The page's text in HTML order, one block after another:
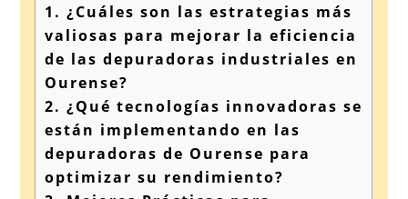
1. ¿Cuáles son las estrategias más
valiosas para mejorar la eficiencia
de las depuradoras industriales en
Ourense?
2. ¿Qué tecnologías innovadoras se
están implementando en las
depuradoras de Ourense para
optimizar su rendimiento?